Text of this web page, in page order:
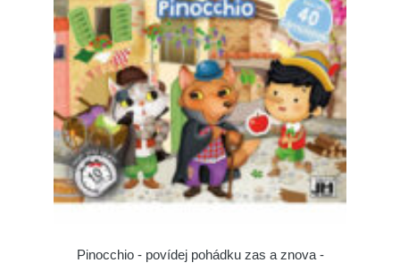
Pinocchio - povídej pohádku zas a znova -